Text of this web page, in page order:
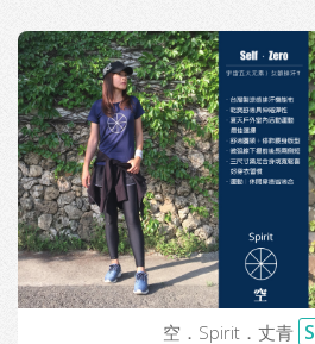
空．Spirit．丈青 S